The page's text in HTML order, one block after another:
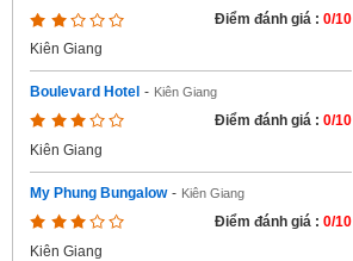
Điểm đánh giá : 0/10
Kiên Giang
Boulevard Hotel - Kiên Giang
Điểm đánh giá : 0/10
Kiên Giang
My Phung Bungalow - Kiên Giang
Điểm đánh giá : 0/10
Kiên Giang